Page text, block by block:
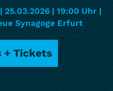
25.03.2026 | 19:00 Uhr|
Synagoge Erfurt
+ Tickets